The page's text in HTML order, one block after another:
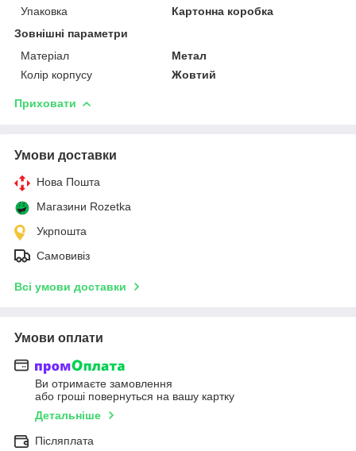
Упаковка
Картонна коробка
Зовнішні параметри
Матеріал
Метал
Колір корпусу
Жовтий
Приховати
Умови доставки
Нова Пошта
Магазини Rozetka
Укрпошта
Самовивіз
Всі умови доставки
Умови оплати
Ви отримаєте замовлення
або гроші повернуться на вашу картку
Детальніше
Післяплата